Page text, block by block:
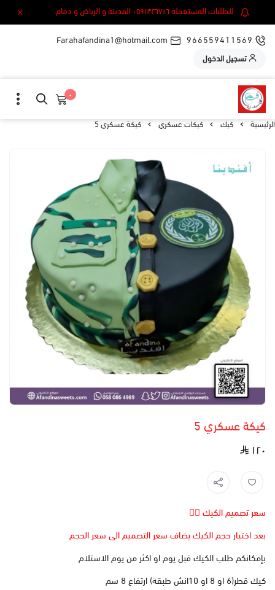
للطلبات المستعجلة ٠٥٩١٣٢٦٧١٦ المدينة و الرياض و دمام.
966559411569
Farahafandina1@hotmail.com
تسجيل الدخول
٠
الرئيسية كيك كيكات عسكري كيكة عسكري 5
كيكة عسكري 5
١٢٠
سعر تصميم الكيك 👆🏻
بعد اختيار حجم الكيك يضاف سعر التصميم الى سعر الحجم
بإمكانكم طلب الكيك قبل يوم او اكثر من يوم الاستلام
كيك قطر(6 او 8 او 10انش طبقة) ارتفاع 8 سم